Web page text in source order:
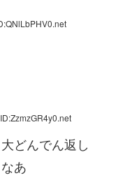
どんでん返し
あ